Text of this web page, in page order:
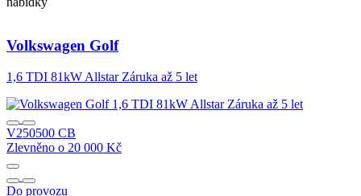
Volkswagen Golf
1,6 TDI 81kW Allstar Záruka až 5 let
V250500 CB
Zlevněno o 20 000 Kč
Do provozu